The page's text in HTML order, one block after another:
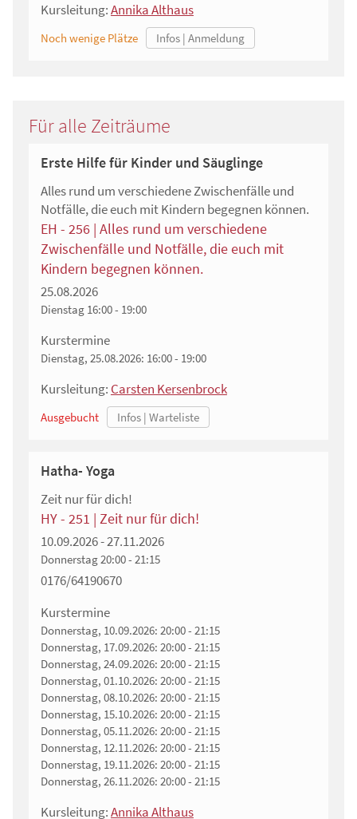
Kursleitung:Annika Althaus
Noch wenige Plätze
Für alle Zeiträume
Erste Hilfe für Kinder und Säuglinge
Alles rund um verschiedene Zwischenfälle und
Notfälle, die euch mit Kindern begegnen können.
EH - 256 | Alles rund um verschiedene
Zwischenfälle und Notfälle, die euch mit
Kindern begegnen können.
25.08.2026
Dienstag 16:00 - 19:00
Kurstermine
Dienstag, 25.08.2026: 16:00 - 19:00
Kursleitung: Carsten Kersenbrock
Ausgebucht
Hatha- Yoga
Zeit nur für dich!
HY - 251 | Zeit nur für dich!
10.09.2026 - 27.11.2026
Donnerstag20:00 - 21:15
0176/64190670
Kurstermine
Donnerstag, 10.09.2026: 20:00 - 21:15
Donnerstag, 17.09.2026: 20:00 - 21:15
Donnerstag, 24.09.2026: 20:00 - 21:15
Donnerstag, 01.10.2026: 20:00 - 21:15
Donnerstag, 08.10.2026: 20:00 - 21:15
Donnerstag, 15.10.2026: 20:00 - 21:15
Donnerstag, 05.11.2026: 20:00 - 21:15
Donnerstag, 12.11.2026: 20:00 - 21:15
Donnerstag, 19.11.2026: 20:00 - 21:15
Donnerstag, 26.11.2026: 20:00 - 21:15
Kursleitung:Annika Althaus